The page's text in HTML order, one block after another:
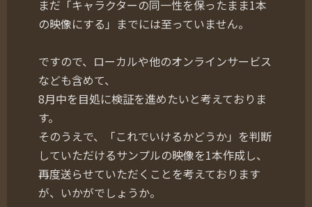
まだ「キャラクターの同一性を保ったまま1本
の映像にする」までには至っていません。
ですので、ローカルや他のオンラインサービス
なども含めて、
8月中を目処に検証を進めたいと考えておりま
す。
そのうえで、「これでいけるかどうか」を判断
していただけるサンプルの映像を1本作成し、
再度送らせていただくことを考えております
が、いかがでしょうか。